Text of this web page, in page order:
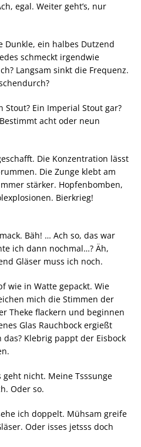
egal. Weiter geht’s, nur
Dunkle, ein halbes Dutzend
schmeckt irgendwie
Langsam sinkt die Frequenz.
Stout? Ein Imperial Stout gar?
acht oder neun
Die Konzentration lässt
Die Zunge klebt am
stärker. Hopfenbomben,
Bierkrieg!
Bäh! … Ach so, das war
ich dann nochmal…? Äh,
Gläser muss ich noch.
wie in Watte gepackt. Wie
mich die Stimmen der
Theke flackern und beginnen
Glas Rauchbock ergießt
Klebrig pappt der Eisbock
nicht. Meine Tsssunge
Oder so.
ich doppelt. Mühsam greife
Oder isses jetsss doch